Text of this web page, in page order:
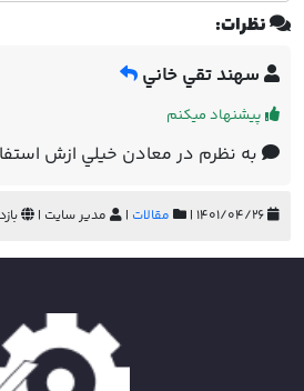
نظرات:
سهند تقي خاني
پیشنهاد میکنم
به نظرم در معادن خيلي ازش
مقالات | مدیر سایت |